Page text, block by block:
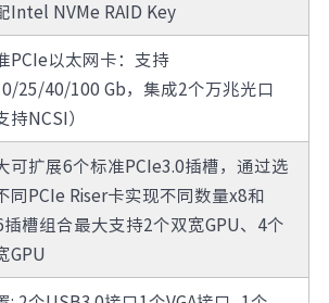
Intel NVMe RAID Key
PCIe以太网卡：支持
25/40/100 Gb，集成2个万兆光口
持NCSI）
可扩展6个标准PCIe3.0插槽，通过选
同PCIe Riser卡实现不同数量x8和
槽组合最大支持2个双宽GPU、4个
GPU